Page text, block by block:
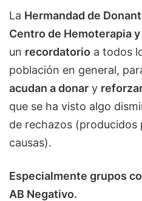
La Hermandad de
Centro de Hemoterapia
un recordatorio a todos
población en general,
acudan a donar y
que se ha visto algo
de rechazos
causas).
Especialmente grupos
AB Negativo.